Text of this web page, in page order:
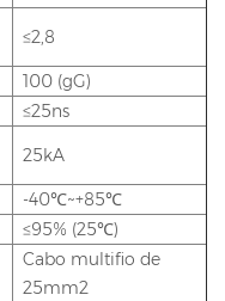
≤2,8
100 (gG)
≤25ns
25kA
-40℃~+85℃
≤95% (25℃)
Cabo multifio de
25mm2